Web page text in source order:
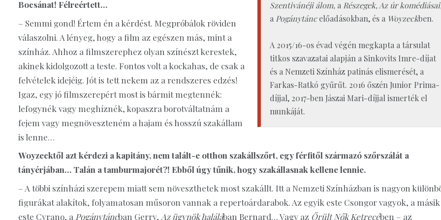
Szentivánéji álom,a Részegek, Az úr
a Pogánytáncelőadásokban, és a Woyzeckben.
A 2015/16-os évad végén megkapta a társulat
titkos szavazatai alapján a Sinkovits Imre-díjat
és a Nemzeti Színház patinás elismerését, a
Farkas-Ratkó gyűrűt. 2016 őszén Junior Prima-
díjjal, 2017-ben Jászai Mari-díjjal ismerték el
munkáját.
Bocsánat! Félreértett…
– Semmi gond! Értem én a kérdést. Megpróbálok röviden
válaszolni. A lényeg, hogy a film az egészen más, mint a
színház. Ahhoz a filmszerephez olyan színészt kerestek,
akinek kidolgozott a teste. Fontos volt a kockahas, de csak a
felvételek idejéig. Jót is tett nekem az a rendszeres edzés!
Igaz, egy jó filmszerepért most is bármit megtennék:
lefogynék vagy meghíznék, kopaszra borotváltatnám a
fejem vagy megnöveszteném a hajam és hosszú szakállam
is lenne…
Woyzecktől azt kérdezi a kapitány, nem talált-e otthon szakállszőrt, egy férfitől származó szőrszálát a
tányérjában… Talán a tamburmajorét?! Ebből úgy tűnik, hogy szakállasnak kellene lennie.
– A többi színházi szerepem miatt sem növeszthetek most szakállt. Itt a Nemzeti Színházban is nagyon
figurákat alakítok, folyamatosan műsoron vannak a repertoárdarabok. Az egyik este Csongor vagyok, a másik
este Cyrano, a Pogánytáncban Gerry, Az ügynök halálában Bernard… Vagy az Őrült Nők Ketrecében – az